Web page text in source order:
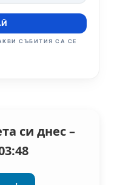
СЪБИТИЯ СА СЕ
си днес –